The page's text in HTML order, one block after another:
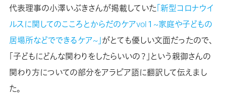
代表理事の小澤いぶきさんが掲載していた「新型コロナウイ
ルスに関してのこころとからだのケアvol１~家庭や子どもの
居場所などでできるケア~」がとても優しい文面だったので、
「子どもにどんな関わりをしたらいいの？」という親御さんの
関わり方についての部分をアラビア語に翻訳して伝えまし
た。